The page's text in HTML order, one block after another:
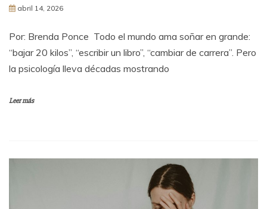
abril 14, 2026
Por: Brenda Ponce Todo el mundo ama soñar en grande:
“bajar 20 kilos”, “escribir un libro”, “cambiar de carrera”. Pero
la psicología lleva décadas mostrando
Leer más